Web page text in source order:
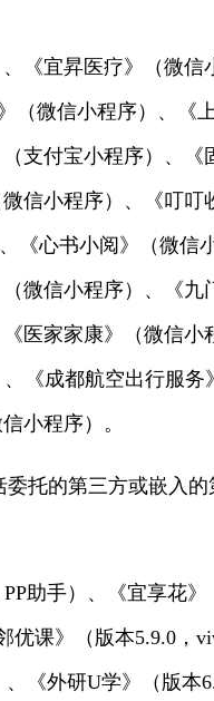
《宜昇医疗》（微
（微信小程序）、
支付宝小程序）、
信小程序）、《叮叮
《心书小阅》（微
微信小程序）、《
医家家康》（微信小
、《成都航空出行服
小程序）。
托的第三方或嵌入
助手）、《宜享花
优课》（版本5.9.0
《外研U学》（版